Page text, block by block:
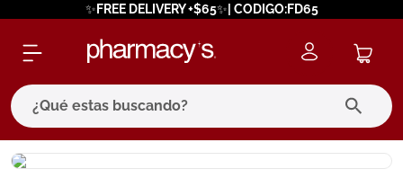
✨FREE DELIVERY +$65✨| CODIGO:FD65
¿Qué estas buscando?
términos más buscados